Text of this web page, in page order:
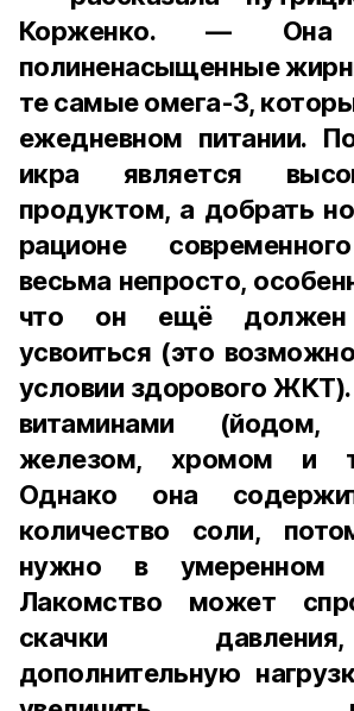
Корженко. — Она
полиненасыщенные
те самые омега-3,
ежедневном питании.
икра является
продуктом, а добрать
рационе
весьма непросто,
что он ещё должен
усвоиться (это
условии здорового ЖКТ).
витаминами (йодом,
железом, хромом и
Однако она
количество соли,
нужно в умеренном
Лакомство может
скачки
дополнительную